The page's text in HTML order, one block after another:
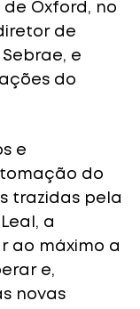
Oxford, no
de
e
do
e
do
trazidas pela
a
ao máximo a
e,
novas